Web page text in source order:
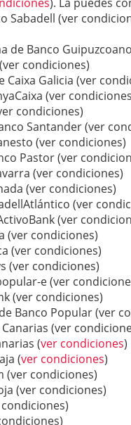
). La puedes
Sabadell (ver
de Banco
condiciones)
Caixa Galicia (ver
(ver
condiciones)
Santander (ver
(ver condiciones)
Pastor (ver
(ver condiciones)
(ver condiciones)
(ver
(ver
(ver condiciones)
(ver condiciones)
(ver condiciones)
e (ver
(ver condiciones)
Banco Popular (ver
(ver
(ver condiciones)
(ver condiciones)
(ver condiciones)
(ver condiciones)